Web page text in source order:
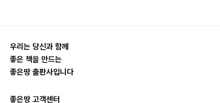
우리는 당신과 함께
좋은 책을 만드는
좋은땅 출판사입니다
좋은땅 고객센터